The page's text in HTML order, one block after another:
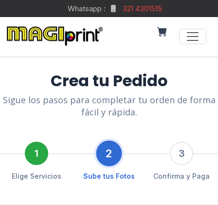
Whatsapp : 321 4301515
Crea tu Pedido
Sigue los pasos para completar tu orden de forma
fácil y rápida.
1
Elige Servicios
2
Sube tus Fotos
3
Confirma y Paga